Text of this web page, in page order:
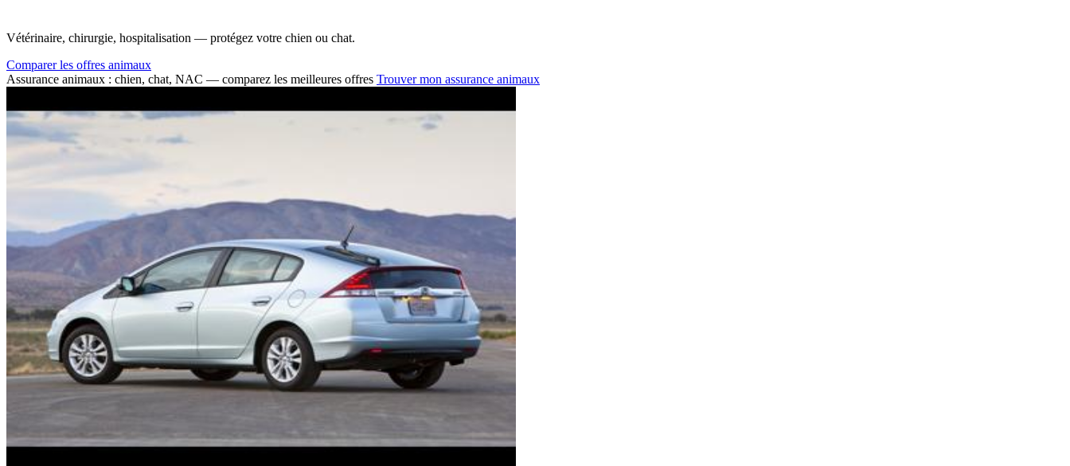
Vétérinaire, chirurgie, hospitalisation — protégez votre chien ou chat.
Comparer les offres animaux
Assurance animaux : chien, chat, NAC — comparez les meilleures offres Trouver mon assurance animaux